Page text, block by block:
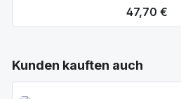
Regulärer
47,70 €
Produktgalerie überspringen
Kunden kauften auch